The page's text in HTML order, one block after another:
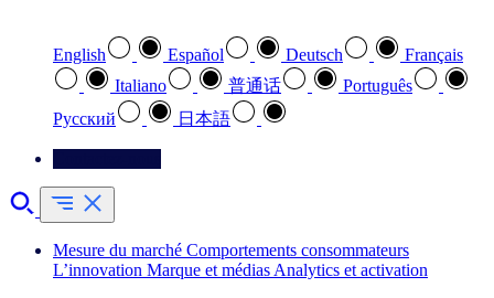
English Español Deutsch
Français
Italiano
普通话
Português
Pусский
日本語
Mesure du marché Comportements consommateurs
L’innovation Marque et médias Analytics et activation